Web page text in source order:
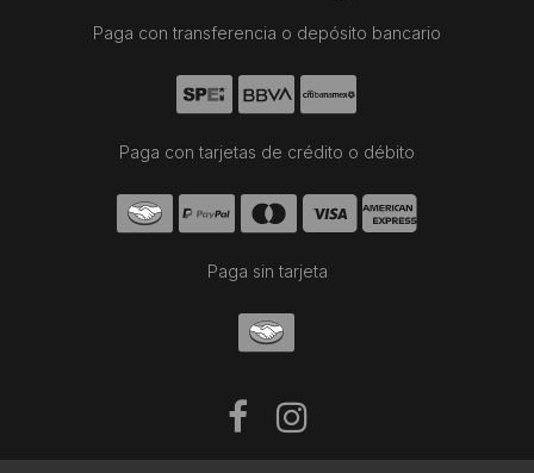
Paga con transferencia o depósito bancario
Paga con tarjetas de crédito o débito
Paga sin tarjeta